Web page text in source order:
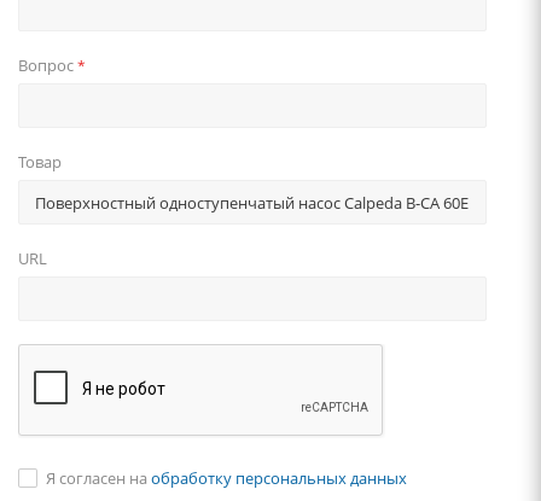
Вопрос*
Товар
URL
Я согласен на обработку персональных данных